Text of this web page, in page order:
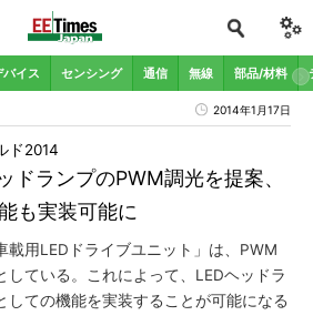
バイス センシング 通信 無線 部品/材料
2014年1月17日
ドランプのPWM調光を提案、
も実装可能に
ド2014
載用LEDドライブユニット」は、PWM
している。これによって、LEDヘッドラ
しての機能を実装することが可能になる